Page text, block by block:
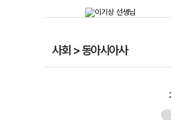
사회 > 동아시아사